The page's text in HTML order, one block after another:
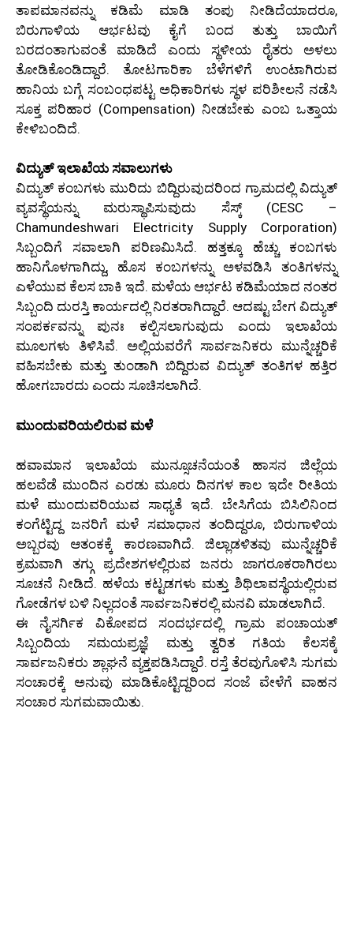
ತಾಪಮಾನವನ್ನು ಕಡಿಮೆ ಮಾಡಿ ತಂಪು ನೀಡಿದೆಯಾದರೂ,
ಬಿರುಗಾಳಿಯ ಆರ್ಭಟವು ಕೈಗೆ ಬಂದ ತುತ್ತು ಬಾಯಿಗೆ
ಬರದಂತಾಗುವಂತೆ ಮಾಡಿದೆ ಎಂದು ಸ್ಥಳೀಯ ರೈತರು ಅಳಲು
ತೋಡಿಕೊಂಡಿದ್ದಾರೆ. ತೋಟಗಾರಿಕಾ ಬೆಳೆಗಳಿಗೆ ಉಂಟಾಗಿರುವ
ಹಾನಿಯ ಬಗ್ಗೆ ಸಂಬಂಧಪಟ್ಟ ಅಧಿಕಾರಿಗಳು ಸ್ಥಳ ಪರಿಶೀಲನೆ ನಡೆಸಿ
ಸೂಕ್ತ ಪರಿಹಾರ (Compensation) ನೀಡಬೇಕು ಎಂಬ ಒತ್ತಾಯ
ಕೇಳಿಬಂದಿದೆ.
ವಿದ್ಯುತ್ ಇಲಾಖೆಯ ಸವಾಲುಗಳು
ವಿದ್ಯುತ್ ಕಂಬಗಳು ಮುರಿದು ಬಿದ್ದಿರುವುದರಿಂದ ಗ್ರಾಮದಲ್ಲಿ ವಿದ್ಯುತ್
ವ್ಯವಸ್ಥೆಯನ್ನು ಮರುಸ್ಥಾಪಿಸುವುದು ಸೆಸ್ಕ್ (CESC –
Chamundeshwari Electricity Supply Corporation)
ಸಿಬ್ಬಂದಿಗೆ ಸವಾಲಾಗಿ ಪರಿಣಮಿಸಿದೆ. ಹತ್ತಕ್ಕೂ ಹೆಚ್ಚು ಕಂಬಗಳು
ಹಾನಿಗೊಳಗಾಗಿದ್ದು, ಹೊಸ ಕಂಬಗಳನ್ನು ಅಳವಡಿಸಿ ತಂತಿಗಳನ್ನು
ಎಳೆಯುವ ಕೆಲಸ ಬಾಕಿ ಇದೆ. ಮಳೆಯ ಆರ್ಭಟ ಕಡಿಮೆಯಾದ ನಂತರ
ಸಿಬ್ಬಂದಿ ದುರಸ್ತಿ ಕಾರ್ಯದಲ್ಲಿ ನಿರತರಾಗಿದ್ದಾರೆ. ಆದಷ್ಟು ಬೇಗ ವಿದ್ಯುತ್
ಸಂಪರ್ಕವನ್ನು ಪುನಃ ಕಲ್ಪಿಸಲಾಗುವುದು ಎಂದು ಇಲಾಖೆಯ
ಮೂಲಗಳು ತಿಳಿಸಿವೆ. ಅಲ್ಲಿಯವರೆಗೆ ಸಾರ್ವಜನಿಕರು ಮುನ್ನೆಚ್ಚರಿಕೆ
ವಹಿಸಬೇಕು ಮತ್ತು ತುಂಡಾಗಿ ಬಿದ್ದಿರುವ ವಿದ್ಯುತ್ ತಂತಿಗಳ ಹತ್ತಿರ
ಹೋಗಬಾರದು ಎಂದು ಸೂಚಿಸಲಾಗಿದೆ.
ಮುಂದುವರಿಯಲಿರುವ ಮಳೆ
ಹವಾಮಾನ ಇಲಾಖೆಯ ಮುನ್ಸೂಚನೆಯಂತೆ ಹಾಸನ ಜಿಲ್ಲೆಯ
ಹಲವೆಡೆ ಮುಂದಿನ ಎರಡು ಮೂರು ದಿನಗಳ ಕಾಲ ಇದೇ ರೀತಿಯ
ಮಳೆ ಮುಂದುವರಿಯುವ ಸಾಧ್ಯತೆ ಇದೆ. ಬೇಸಿಗೆಯ ಬಿಸಿಲಿನಿಂದ
ಕಂಗೆಟ್ಟಿದ್ದ ಜನರಿಗೆ ಮಳೆ ಸಮಾಧಾನ ತಂದಿದ್ದರೂ, ಬಿರುಗಾಳಿಯ
ಅಬ್ಬರವು ಆತಂಕಕ್ಕೆ ಕಾರಣವಾಗಿದೆ. ಜಿಲ್ಲಾಡಳಿತವು ಮುನ್ನೆಚ್ಚರಿಕೆ
ಕ್ರಮವಾಗಿ ತಗ್ಗು ಪ್ರದೇಶಗಳಲ್ಲಿರುವ ಜನರು ಜಾಗರೂಕರಾಗಿರಲು
ಸೂಚನೆ ನೀಡಿದೆ. ಹಳೆಯ ಕಟ್ಟಡಗಳು ಮತ್ತು ಶಿಥಿಲಾವಸ್ಥೆಯಲ್ಲಿರುವ
ಗೋಡೆಗಳ ಬಳಿ ನಿಲ್ಲದಂತೆ ಸಾರ್ವಜನಿಕರಲ್ಲಿ ಮನವಿ ಮಾಡಲಾಗಿದೆ.
ಈ ನೈಸರ್ಗಿಕ ವಿಕೋಪದ ಸಂದರ್ಭದಲ್ಲಿ ಗ್ರಾಮ ಪಂಚಾಯತ್
ಸಿಬ್ಬಂದಿಯ ಸಮಯಪ್ರಜ್ಞೆ ಮತ್ತು ತ್ವರಿತ ಗತಿಯ ಕೆಲಸಕ್ಕೆ
ಸಾರ್ವಜನಿಕರು ಶ್ಲಾಘನೆ ವ್ಯಕ್ತಪಡಿಸಿದ್ದಾರೆ. ರಸ್ತೆ ತೆರವುಗೊಳಿಸಿ ಸುಗಮ
ಸಂಚಾರಕ್ಕೆ ಅನುವು ಮಾಡಿಕೊಟ್ಟಿದ್ದರಿಂದ ಸಂಜೆ ವೇಳೆಗೆ ವಾಹನ
ಸಂಚಾರ ಸುಗಮವಾಯಿತು.